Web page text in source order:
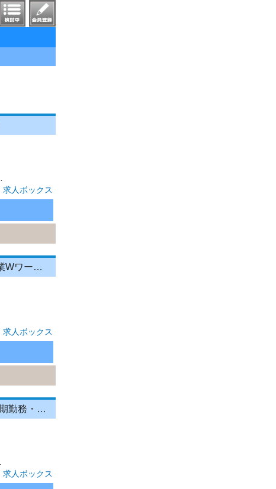
求人ボックス
電子タバコPRスタッフ/時給1700円以上/短時間勤務可/シフト自由/副業Wワーク歓迎
求人ボックス
交通誘導警備／《週2日～勤務OK》イベント会場などで交通誘導！短期勤務・WワークOK！未経験◎
求人ボックス